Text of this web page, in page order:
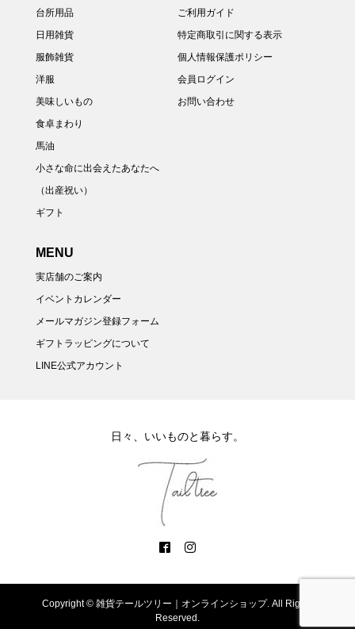
台所用品
日用雑貨
服飾雑貨
洋服
美味しいもの
食卓まわり
馬油
小さな命に出会えたあなたへ
（出産祝い）
ギフト
ご利用ガイド
特定商取引に関する表示
個人情報保護ポリシー
会員ログイン
お問い合わせ
MENU
実店舗のご案内
イベントカレンダー
メールマガジン登録フォーム
ギフトラッピングについて
LINE公式アカウント
日々、いいものと暮らす。
Copyright © 雑貨テールツリー｜オンラインショップ. All Rights
Reserved.